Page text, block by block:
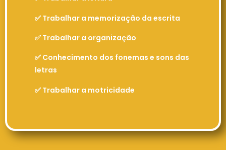
✅ Trabalhar a memorização da escrita
✅ Trabalhar a organização
✅ Conhecimento dos fonemas e sons das
letras
✅ Trabalhar a motricidade